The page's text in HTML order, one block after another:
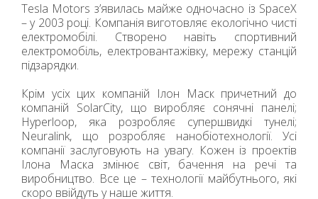
Tesla Motors з’явилась майже одночасно із SpaceX
– у 2003 році. Компанія виготовляє екологічно чисті
електромобілі. Cтворено навіть спортивний
електромобіль, електровантажівку, мережу станцій
підзарядки.
Крім усіх цих компаній Ілон Маск причетний до
компаній SolarCity, що виробляє сонячні панелі;
Hyperloop, яка розробляє супершвидкі тунелі;
Neuralink, що розробляє нанобіотехнології. Усі
компанії заслуговують на увагу. Кожен із проектів
Ілона Маска змінює світ, бачення на речі та
виробництво. Все це – технології майбутнього, які
скоро ввійдуть у наше життя.